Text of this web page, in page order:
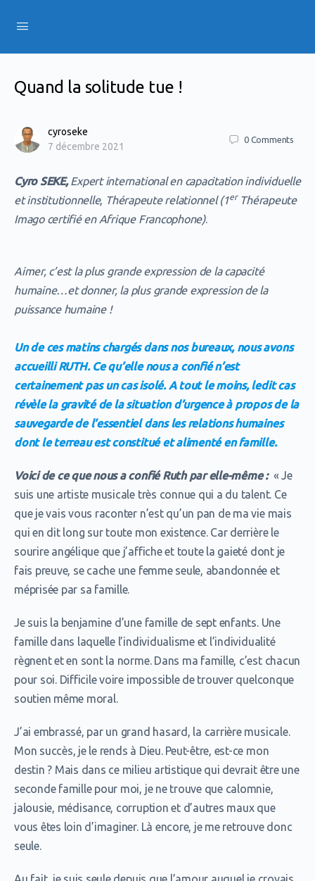
Quand la solitude tue !
cyroseke
7 décembre 2021
0 Comments
Cyro SEKE, Expert international en capacitation individuelle
et institutionnelle, Thérapeute relationnel (1erThérapeute
Imago certifié en Afrique Francophone).
Aimer, c’est la plus grande expression de la capacité
humaine…et donner, la plus grande expression de la
puissance humaine !
Un de ces matins chargés dans nos bureaux, nous avons
accueilli RUTH. Ce qu’elle nous a confié n’est
certainement pas un cas isolé. A tout le moins, ledit cas
révèle la gravité de la situation d’urgence à propos de la
sauvegarde de l’essentieldansles relations humaines
dont le terreau est constitué et alimenté en famille.
Voici de ce que nous a confié Ruth par elle-même : « Je
suis une artiste musicale très connue qui a du talent. Ce
que je vais vous raconter n’est qu’un pan de ma vie mais
qui en dit long sur toute mon existence. Car derrière le
sourire angélique que j’affiche et toute la gaieté dont je
fais preuve, se cache une femme seule, abandonnée et
méprisée par sa famille.
Je suis la benjamine d’une famille de sept enfants. Une
famille dans laquelle l’individualisme et l’individualité
règnent et en sont la norme. Dans ma famille, c’est chacun
pour soi. Difficile voire impossible de trouver quelconque
soutien même moral.
J’ai embrassé, par un grand hasard, la carrière musicale.
Mon succès, je le rends à Dieu. Peut-être, est-ce mon
destin ? Mais dans ce milieu artistique qui devrait être une
seconde famille pour moi, je ne trouve que calomnie,
jalousie, médisance, corruption et d’autres maux que
vous êtes loin d’imaginer. Là encore, je me retrouve donc
seule.